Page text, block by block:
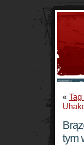
«
tym